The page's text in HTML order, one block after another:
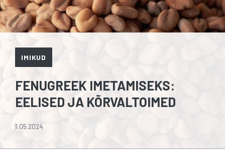
IMIKUD
FENUGREEK IMETAMISEKS:
EELISED JA KÕRVALTOIMED
1.05.2024